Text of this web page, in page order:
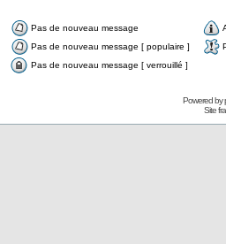
Pas de nouveau message
Pas de nouveau message [ populaire ]
Pas de nouveau message [ verrouillé ]
Powered by
Site